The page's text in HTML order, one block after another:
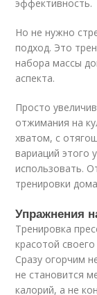
эффективность.
Но не нужно
подход. Это
набора массы
аспекта.
Просто
отжимания на
хватом, с
вариаций этого
использовать.
тренировки
Упражнения
Тренировка
красотой
Сразу огорчим
не становится
калорий, а не